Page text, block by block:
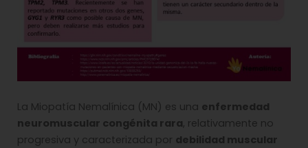
La Miopatía Nemalínica (MN) es una enfermedad
neuromuscular congénita rara, relativamente no
progresiva y caracterizada por debilidad muscular